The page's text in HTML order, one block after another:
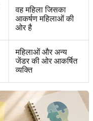
वह महिला जिसका
आकर्षण महिलाओं की
ओर है
महिलाओं और अन्य
जेंडर की ओर आकर्षित
व्यक्ति